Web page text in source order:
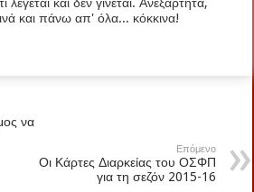
και πάνω απ' όλα... κόκκινα!
να
Επόμενο
Οι Κάρτες Διαρκείας του ΟΣΦΠ
για τη σεζόν 2015-16